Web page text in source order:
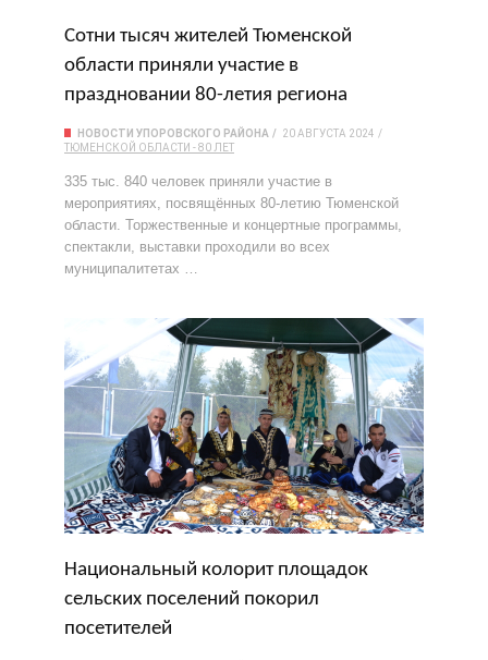
Сотни тысяч жителей Тюменской
области приняли участие в
праздновании 80-летия региона
НОВОСТИ УПОРОВСКОГО РАЙОНА
20 АВГУСТА 2024
ТЮМЕНСКОЙ ОБЛАСТИ - 80 ЛЕТ
335 тыс. 840 человек приняли участие в
мероприятиях, посвящённых 80-летию Тюменской
области. Торжественные и концертные программы,
спектакли, выставки проходили во всех
муниципалитетах …
Национальный колорит площадок
сельских поселений покорил
посетителей